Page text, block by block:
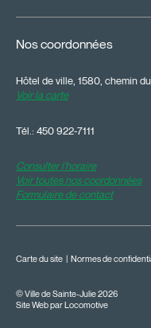
Nos coordonnées
Hôtel de ville, 1580, chemin
Voir la carte
Tél.: 450 922-7111
Consulter l'horaire
Voir toutes nos coordonnées
Formulaire de contact
© Ville de Sainte-Julie 2026
Carte du site Normes de
Site Web par Locomotive